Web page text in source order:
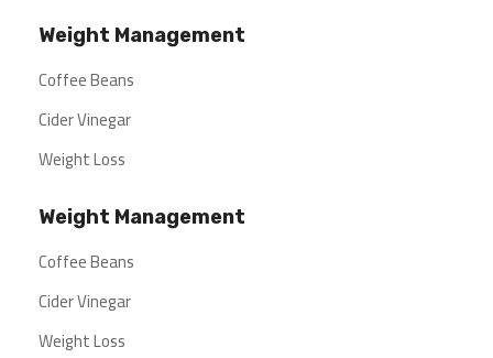
Weight Management
Coffee Beans
Cider Vinegar
Weight Loss
Weight Management
Coffee Beans
Cider Vinegar
Weight Loss